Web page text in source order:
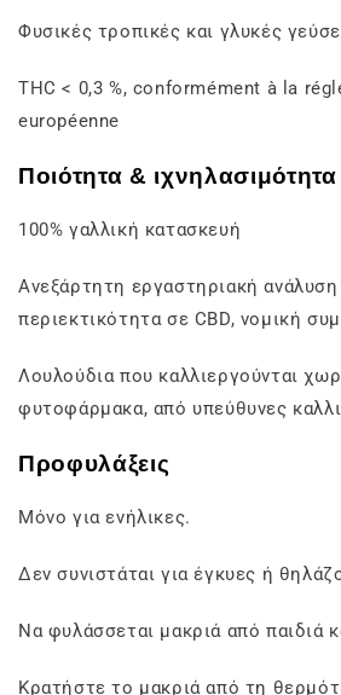
Φυσικές τροπικές και γλυκές
THC < 0,3 %, conformément à la
européenne
Ποιότητα & ιχνηλασιμότητα
100% γαλλική κατασκευή
Ανεξάρτητη εργαστηριακή
περιεκτικότητα σε CBD, νομική
Λουλούδια που καλλιεργούνται
φυτοφάρμακα, από υπεύθυνες
Προφυλάξεις
Μόνο για ενήλικες.
Δεν συνιστάται για έγκυες ή
Να φυλάσσεται μακριά από παιδιά
Κρατήστε το μακριά από τη